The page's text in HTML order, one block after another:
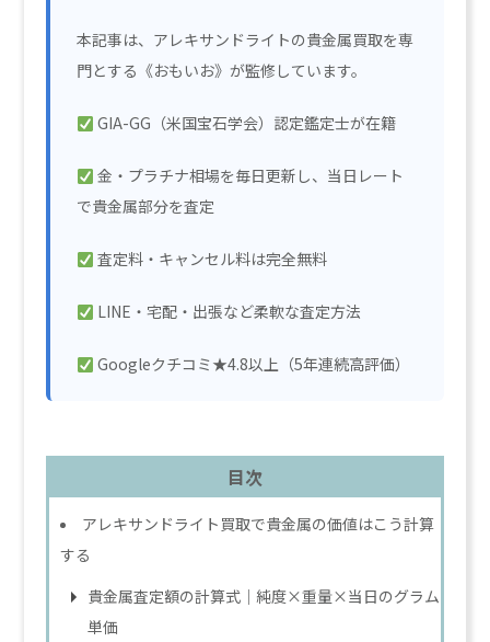
本記事は、アレキサンドライトの貴金属買取を専
門とする《おもいお》が監修しています。
GIA-GG（米国宝石学会）認定鑑定士が在籍
金・プラチナ相場を毎日更新し、当日レート
で貴金属部分を査定
査定料・キャンセル料は完全無料
LINE・宅配・出張など柔軟な査定方法
Googleクチコミ★4.8以上（5年連続高評価）
目次
アレキサンドライト買取で貴金属の価値はこう計算
する
貴金属査定額の計算式｜純度×重量×当日のグラム
単価